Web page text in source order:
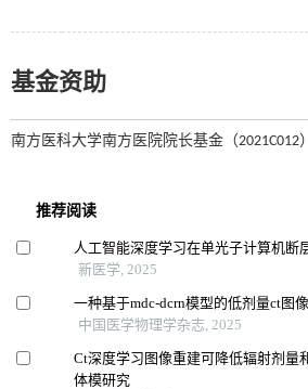
基金资助
南方医科大学南方医院院长基金（2021C012）